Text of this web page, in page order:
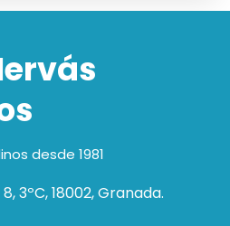
desde 1981
3ºC, 18002, Granada.